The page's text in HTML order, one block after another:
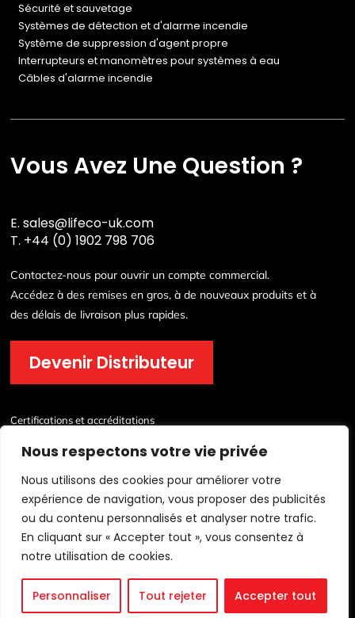
Nous respectons votre vie privée
Nous utilisons des cookies pour améliorer votre
expérience de navigation, vous proposer des publicités
ou du contenu personnalisés et analyser notre trafic.
En cliquant sur « Accepter tout », vous consentez à
notre utilisation de cookies.
Personnaliser Tout rejeter Accepter tout
Sécurité et sauvetage
Systèmes de détection et d'alarme incendie
Système de suppression d'agent propre
Interrupteurs et manomètres pour systèmes à eau
Câbles d'alarme incendie
Vous Avez Une Question ?
E.sales@lifeco-uk.com
T. +44 (0) 1902 798 706
Contactez-nous pour ouvrir un compte commercial.
Accédez à des remises en gros, à de nouveaux produits et à
des délais de livraison plus rapides.
Devenir Distributeur
Certifications et accréditations
© 2026 Lichfield Fire & Safety Equipment Co.Ltd Tous droits réservés.
Technique
Soutien